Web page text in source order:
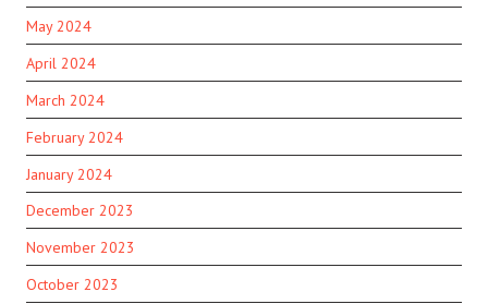
May 2024
April 2024
March 2024
February 2024
January 2024
December 2023
November 2023
October 2023